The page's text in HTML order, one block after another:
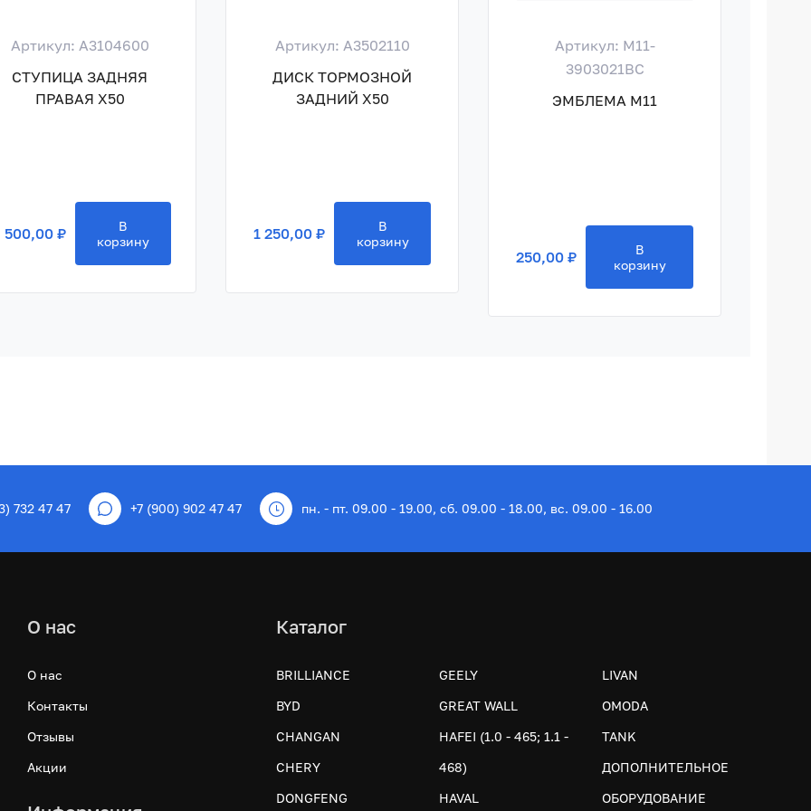
Артикул: A3104600
СТУПИЦА ЗАДНЯЯ
ПРАВАЯ X50
500,00 ₽
В
корзину
Артикул: A3502110
ДИСК ТОРМОЗНОЙ
ЗАДНИЙ X50
1 250,00 ₽
В
корзину
Артикул: M11-
3903021BC
ЭМБЛЕМА M11
250,00 ₽
В
корзину
732 47 47 +7 (900) 902 47 47 пн. - пт. 09.00 - 19.00, сб. 09.00 - 18.00, вс. 09.00 - 16.00
О нас
О нас
Контакты
Отзывы
Акции
Каталог
BRILLIANCE
BYD
CHANGAN
CHERY
DONGFENG
GEELY
GREAT WALL
HAFEI (1.0 - 465; 1.1 -
468)
HAVAL
LIVAN
OMODA
TANK
ДОПОЛНИТЕЛЬНОЕ
ОБОРУДОВАНИЕ